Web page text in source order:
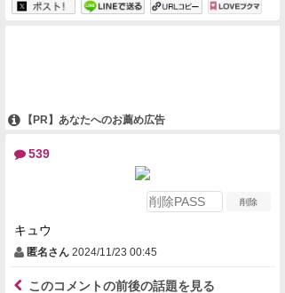
【PR】あなたへのお薦め広告
539
キュウ
匿名さん 2024/11/23 00:45
このコメントの前後の話題を見る